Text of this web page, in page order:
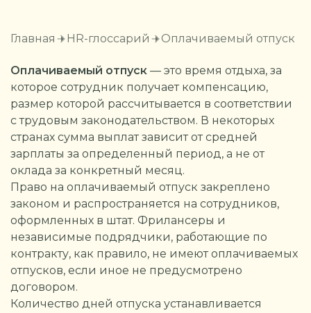
Главная HR-глоссарий Оплачиваемый отпуск
Оплачиваемый отпуск — это время отдыха, за
которое сотрудник получает компенсацию,
размер которой рассчитывается в соответствии
с трудовым законодательством. В некоторых
странах сумма выплат зависит от средней
зарплаты за определенный период, а не от
оклада за конкретный месяц.
Право на оплачиваемый отпуск закреплено
законом и распространяется на сотрудников,
оформленных в штат. Фрилансеры и
независимые подрядчики, работающие по
контракту, как правило, не имеют оплачиваемых
отпусков, если иное не предусмотрено
договором.
Количество дней отпуска устанавливается